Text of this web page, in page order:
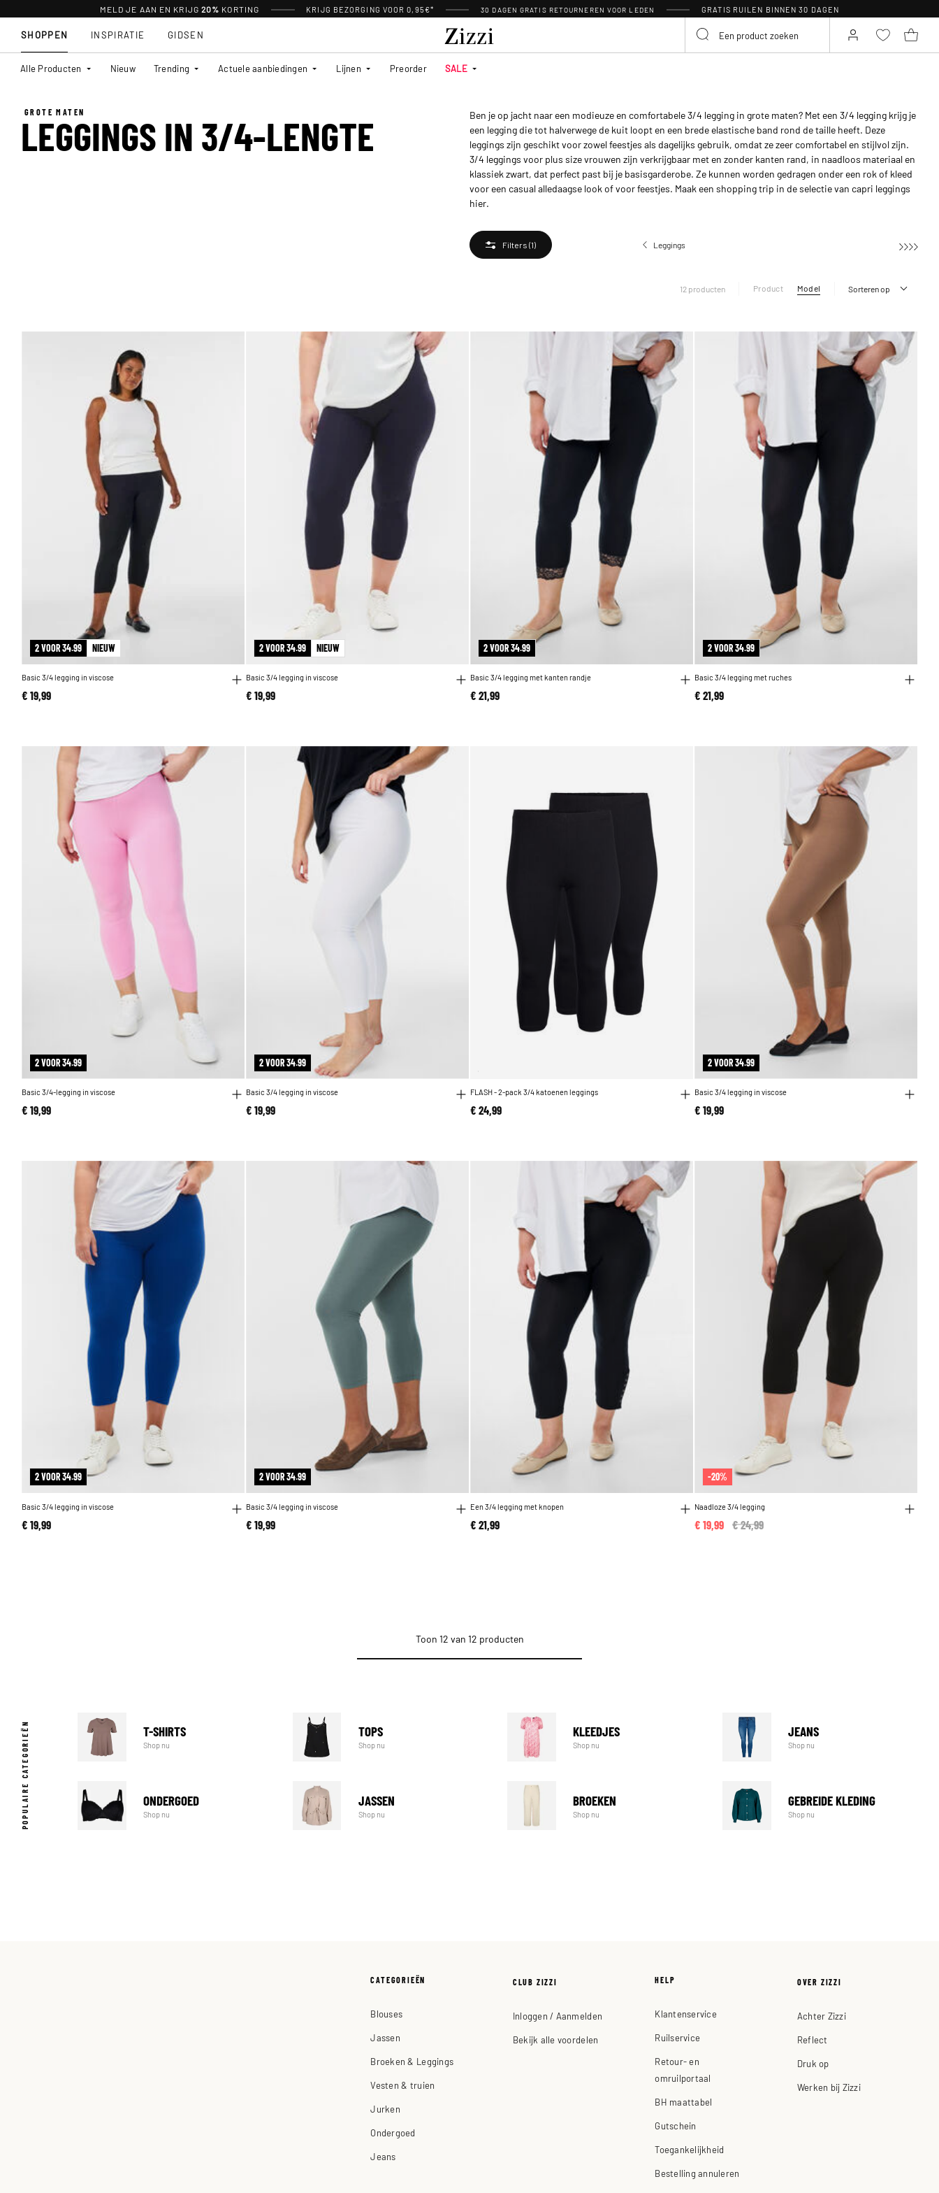
MELD JE AAN EN KRIJG 20% KORTING KRIJG BEZORGING VOOR 0,95€* 30 DAGEN GRATIS RETOURNEREN VOOR LEDEN GRATIS RUILEN BINNEN 30 DAGEN
SHOPPEN
Alle Producten Nieuw Trending Actuele aanbiedingen Lijnen Preorder SALE
INSPIRATIE GIDSEN
GROTE MATEN
LEGGINGS IN 3/4-LENGTE
Ben je op jacht naar een modieuze en comfortabele 3/4 legging in grote maten? Met een 3/4 legging krijg je
een legging die tot halverwege de kuit loopt en een brede elastische band rond de taille heeft. Deze
leggings zijn geschikt voor zowel feestjes als dagelijks gebruik, omdat ze zeer comfortabel en stijlvol zijn.
3/4 leggings voor plus size vrouwen zijn verkrijgbaar met en zonder kanten rand, in naadloos materiaal en
klassiek zwart, dat perfect past bij je basisgarderobe. Ze kunnen worden gedragen onder een rok of kleed
voor een casual alledaagse look of voor feestjes. Maak een shopping trip in de selectie van capri leggings
hier.
Filters (1) Leggings
12 producten Product Model Sorteren op
2 VOOR 34.99 NIEUW
Basic 3/4 legging in viscose
€ 19,99
2 VOOR 34.99 NIEUW
Basic 3/4 legging in viscose
€ 19,99
2 VOOR 34.99
Basic 3/4 legging met kanten randje
€ 21,99
2 VOOR 34.99
Basic 3/4 legging met ruches
€ 21,99
2 VOOR 34.99
Basic 3/4-legging in viscose
€ 19,99
2 VOOR 34.99
Basic 3/4 legging in viscose
€ 19,99
FLASH - 2-pack 3/4 katoenen leggings
€ 24,99
2 VOOR 34.99
Basic 3/4 legging in viscose
€ 19,99
2 VOOR 34.99
Basic 3/4 legging in viscose
€ 19,99
2 VOOR 34.99
Basic 3/4 legging in viscose
€ 19,99
Een 3/4 legging met knopen
€ 21,99
-20%
Naadloze 3/4 legging
Price reduced from
€ 24,99
€ 19,99
Toon 12 van 12 producten
POPULAIRE CATEGORIEËN T-SHIRTS
Shop nu
TOPS
Shop nu
KLEEDJES
Shop nu
JEANS
Shop nu
ONDERGOED
Shop nu
JASSEN
Shop nu
BROEKEN
Shop nu
GEBREIDE KLEDING
Shop nu
CATEGORIEËN
Blouses
Jassen
Broeken & Leggings
Vesten & truien
Jurken
Ondergoed
Jeans
CLUB ZIZZI
Inloggen / Aanmelden
Bekijk alle voordelen
HELP
Klantenservice
Ruilservice
Retour- en
omruilportaal
BH maattabel
Gutschein
Toegankelijkheid
Bestelling annuleren
OVER ZIZZI
Achter Zizzi
Reflect
Druk op
Werken bij Zizzi